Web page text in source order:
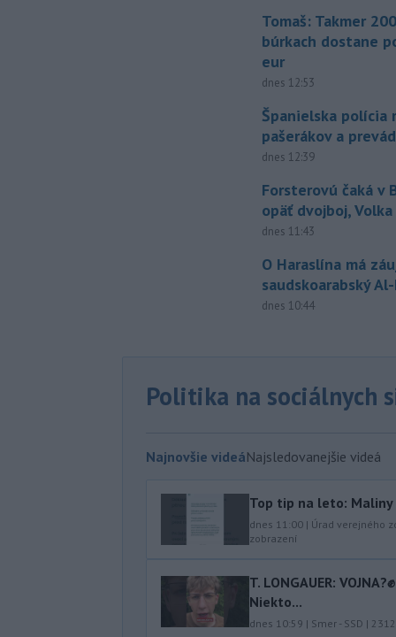
Tomaš: Takmer
búrkach dostane
eur
dnes 12:53
Španielska polícia
pašerákov a
dnes 12:39
Forsterovú čaká v
opäť dvojboj,
dnes 11:43
O Haraslína má
saudskoarabský
dnes 10:44
Politika na sociálnych
Najnovšie videáNajsledovanejšie videá
Top tip na leto:
dnes 11:00 | Úrad verejného
zobrazení
T. LONGAUER:
Niekto...
dnes 10:59 | Smer - SSD | 2312